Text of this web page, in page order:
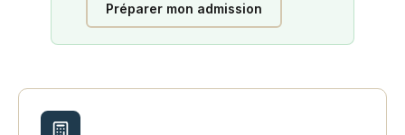
Préparer mon admission